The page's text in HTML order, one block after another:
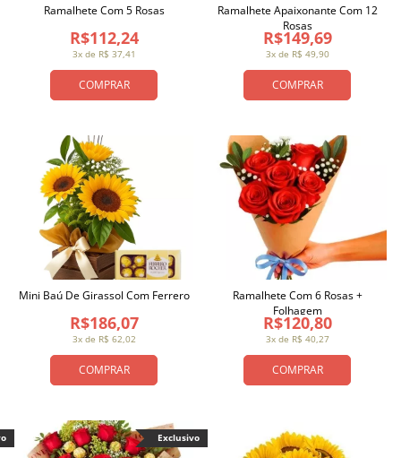
COMPRAR
3x de R$ 37,41
R$112,24
Ramalhete Com 5 Rosas
COMPRAR
3x de R$ 49,90
R$149,69
Ramalhete Apaixonante Com 12
Rosas
COMPRAR
3x de R$ 62,02
R$186,07
Mini Baú De Girassol Com Ferrero
COMPRAR
3x de R$ 40,27
R$120,80
Ramalhete Com 6 Rosas +
Folhagem
Exclusivo